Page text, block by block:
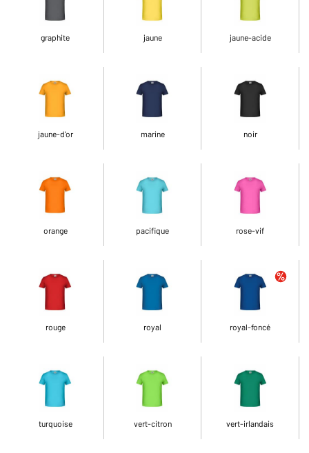
graphite jaune jaune-acide
jaune-d'or marine noir
orange pacifique rose-vif
rouge royal royal-foncé
turquoise vert-citron vert-irlandais